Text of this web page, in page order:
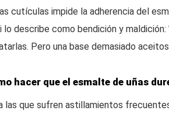
cutículas impide la adherencia del
lo describe como bendición y
Pero una base demasiado
hacer que el esmalte de uñas
las que sufren astillamientos